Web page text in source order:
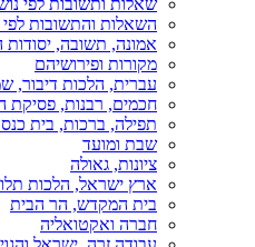
שאלות ותשובות לפי
השאלות והתשובות
אמונה, תשובה, יסודות
מקורות ופירושיהם
עברית, הלכות דיבור,
חכמים, רבנות, פסיקת
תפילה, ברכות, בית
שבת ומועד
ציונות, גאולה
ארץ ישראל, הלכות
בית המקדש, הר הבית
חברה ואקטואליה